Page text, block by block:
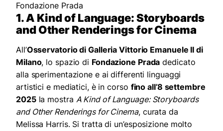
Fondazione Prada
1. A Kind of Language: Storyboards
and Other Renderings for Cinema
All’Osservatorio di Galleria Vittorio Emanuele II di
Milano, lo spazio di Fondazione Prada dedicato
alla sperimentazione e ai differenti linguaggi
artistici e mediatici, è in corso fino all’8 settembre
2025la mostra A Kind of Language: Storyboards
and Other Renderings for Cinema, curata da
Melissa Harris. Si tratta di un’esposizione molto